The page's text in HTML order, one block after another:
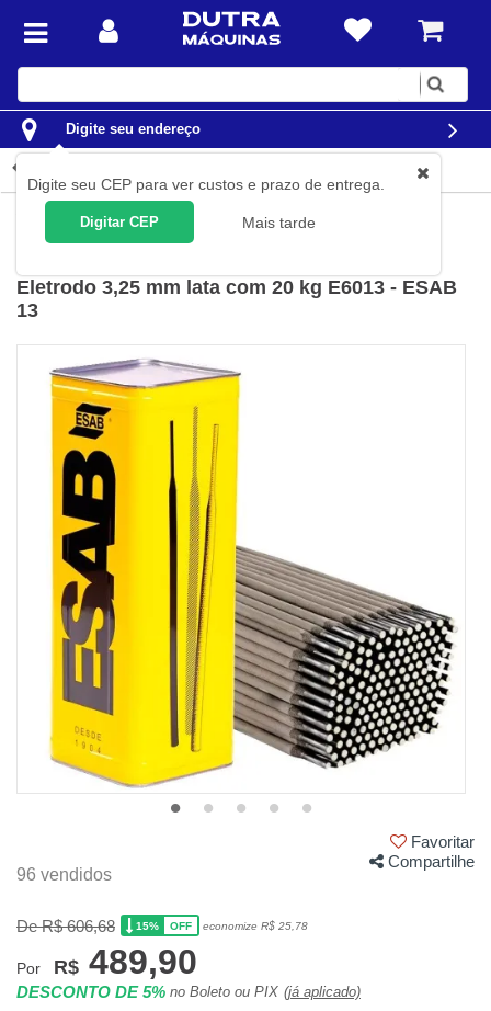
Digite
Digite seu endereço
Digite seu CEP para ver custos e prazo de entrega.
Digitar CEP Mais tarde
Solda Eletrodos
Eletrodo 3,25 mm lata com 20 kg E6013 - ESAB
13
Favoritar
96 vendidos
Compartilhe
De R$ 606,68 15% OFF economize R$ 25,78
Por R$ 489,90
DESCONTO DE 5% no Boleto ou PIX (já aplicado)